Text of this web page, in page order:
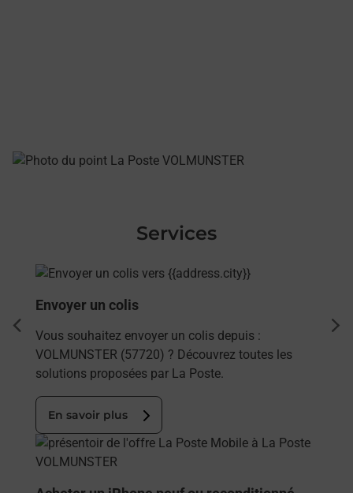
Services
En savoir plus
Envoyer un colis
Vous souhaitez envoyer un colis depuis :
VOLMUNSTER (57720) ? Découvrez toutes les
solutions proposées par La Poste.
En savoir plus
En savoir plus